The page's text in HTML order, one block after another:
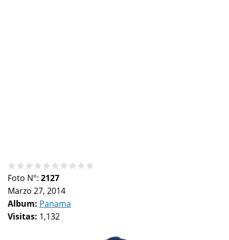
Foto N°: 2127
Marzo 27, 2014
Album: Panama
Visitas: 1,132